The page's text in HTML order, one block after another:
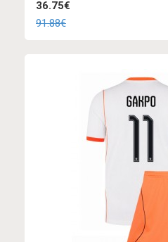
36.75€
91.88€